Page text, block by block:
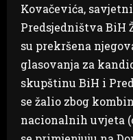
Kovačevića,
Predsjedništva BiH
su prekršena
glasovanja za
skupštinu BiH i
se žalio zbog
nacionalnih uvjeta